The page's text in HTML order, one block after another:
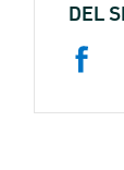
DEL